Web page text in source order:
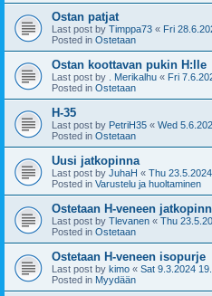
Ostan patjat
Last post by Timppa73 « Fri
Posted in Ostetaan
Ostan koottavan pukin H:lle
Last post by . Merikalhu « Fri
Posted in Ostetaan
H-35
Last post by PetriH35 « Wed
Posted in Ostetaan
Uusi jatkopinna
Last post by JuhaH « Thu 23.5.2024
Posted in Varustelu ja huoltaminen
Ostetaan H-veneen
Last post by Tlevanen « Thu
Posted in Ostetaan
Ostetaan H-veneen isopurje
Last post by kimo « Sat 9.3.2024
Posted in Myydään